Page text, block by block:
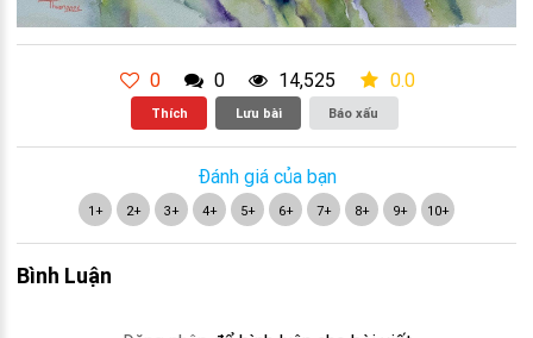
0 0 14,525 0.0
Thích Lưu bài Báo xấu
Đánh giá của bạn
1+ 2+ 3+ 4+ 5+ 6+ 7+ 8+ 9+ 10+
Bình Luận